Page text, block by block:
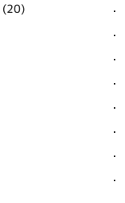
(20)